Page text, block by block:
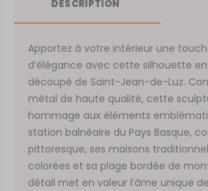
DESCRIPTION
Apportez à votre intérieur une
d’élégance avec cette silhouette
découpé de Saint-Jean-de-Luz.
métal de haute qualité, cette
hommage aux éléments
station balnéaire du Pays Basque,
pittoresque, ses maisons
colorées et sa plage bordée de
détail met en valeur l’âme unique